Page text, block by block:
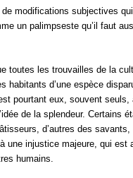
modifications subjectives
un palimpseste qu’il faut
toutes les trouvailles de la
habitants d’une espèce
pourtant eux, souvent seuls,
de la splendeur. Certains
d’autres des savants,
une injustice majeure, qui est
humains.